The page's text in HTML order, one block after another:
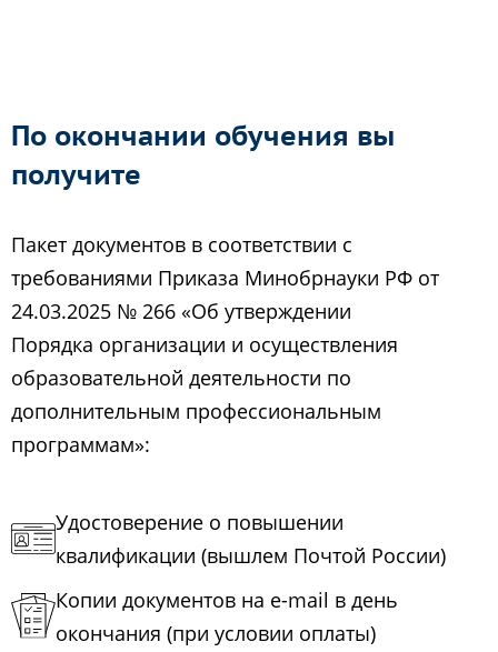
По окончании обучения вы
получите
Пакет документов в соответствии с
требованиями Приказа Минобрнауки РФ от
24.03.2025 № 266 «Об утверждении
Порядка организации и осуществления
образовательной деятельности по
дополнительным профессиональным
программам»:
Удостоверение о повышении
квалификации (вышлем Почтой России)
Копии документов на e-mail в день
окончания (при условии оплаты)